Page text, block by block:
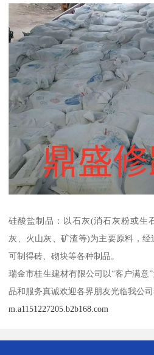
硅酸盐制品：以石灰(消石灰粉或生
灰、火山灰、矿渣等)为主要原料，
可制得砖、砌块等各种制品。
瑞金市桂生建材有限公司以“客户满意
品和服务真诚欢迎各界朋友光临我公司
m.a1151227205.b2b168.com